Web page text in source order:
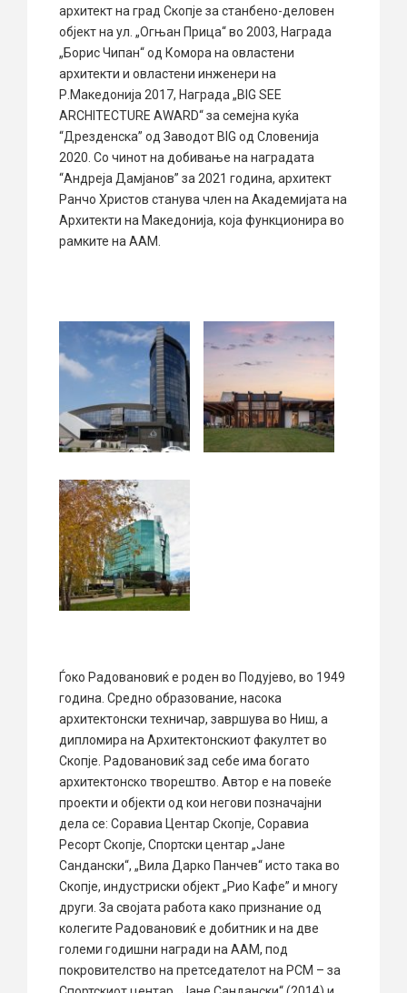
архитект на град Скопје за станбено-деловен
објект на ул. „Огњан Прица“ во 2003, Награда
„Борис Чипан“ од Комора на овластени
архитекти и овластени инженери на
Р.Македонија 2017, Награда „BIG SEE
ARCHITECTURE AWARD“ за семејна куќа
“Дрезденска” од Заводот BIG од Словенија
2020. Со чинот на добивање на наградата
“Андреја Дамјанов” за 2021 година, архитект
Ранчо Христов станува член на Академијата на
Архитекти на Македонија, која функционира во
рамките на ААМ.
Ѓоко Радовановиќ е роден во Подујево, во 1949
година. Средно образование, насока
архитектонски техничар, завршува во Ниш, а
дипломира на Архитектонскиот факултет во
Скопје. Радовановиќ зад себе има богато
архитектонско творештво. Автор е на повеќе
проекти и објекти од кои негови позначајни
дела се: Соравиа Центар Скопје, Соравиа
Ресорт Скопје, Спортски центар „Јане
Сандански“, „Вила Дарко Панчев“ исто така во
Скопје, индустриски објект „Рио Кафе” и многу
други. За својата работа како признание од
колегите Радовановиќ е добитник и на две
големи годишни награди на ААМ, под
покровителство на претседателот на РСМ – за